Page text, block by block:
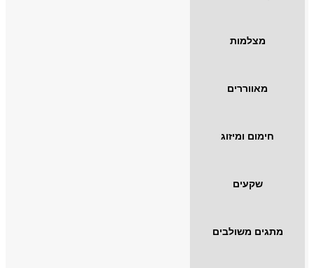
מצלמות
מאווררים
חימום ומיזוג
שקעים
מתגים משולבים